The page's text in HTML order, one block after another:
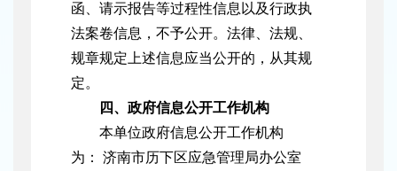
函、请示报告等过程性信息以及行政执
法案卷信息，不予公开。法律、法规、
规章规定上述信息应当公开的，从其规
定。
四、政府信息公开工作机构
本单位政府信息公开工作机构
为： 济南市历下区应急管理局办公室